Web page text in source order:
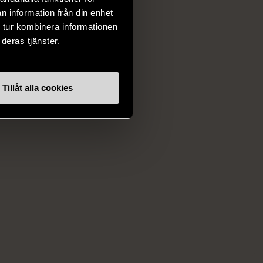
information från din enhet
kombinera informationen
tjänster.
Tillåt alla cookies
ordnar vi
barnfamiljer på
FÖR